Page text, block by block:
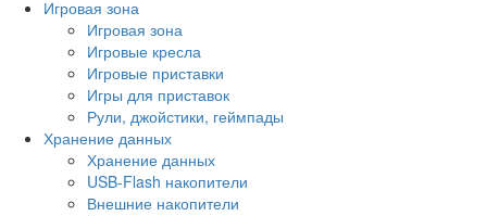
Игровая зона
Игровая зона
Игровые кресла
Игровые приставки
Игры для приставок
Рули, джойстики, геймпады
Хранение данных
Хранение данных
USB-Flash накопители
Внешние накопители